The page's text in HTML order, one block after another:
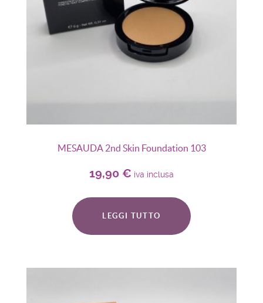
MESAUDA 2nd Skin Foundation 103
19,90 € iva inclusa
LEGGI TUTTO